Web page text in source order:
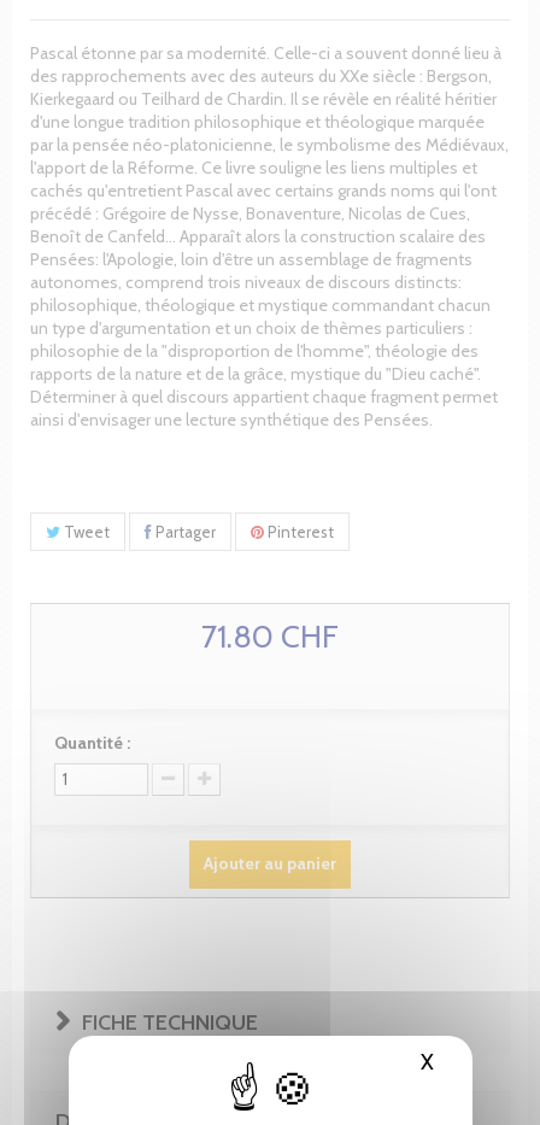
XMasquer
Pascal étonne par sa modernité. Celle-ci a souvent donné lieu à
des rapprochements avec des auteurs du XXe siècle : Bergson,
Kierkegaard ou Teilhard de Chardin. Il se révèle en réalité héritier
d'une longue tradition philosophique et théologique marquée
par la pensée néo-platonicienne, le symbolisme des Médiévaux,
l'apport de la Réforme. Ce livre souligne les liens multiples et
cachés qu'entretient Pascal avec certains grands noms qui l'ont
précédé : Grégoire de Nysse, Bonaventure, Nicolas de Cues,
Benoît de Canfeld… Apparaît alors la construction scalaire des
Pensées: l'Apologie, loin d'être un assemblage de fragments
autonomes, comprend trois niveaux de discours distincts:
philosophique, théologique et mystique commandant chacun
un type d'argumentation et un choix de thèmes particuliers :
philosophie de la "disproportion de l'homme", théologie des
rapports de la nature et de la grâce, mystique du "Dieu caché".
Déterminer à quel discours appartient chaque fragment permet
ainsi d'envisager une lecture synthétique des Pensées.
Tweet Partager Pinterest
71.80 CHF
Quantité :
Ajouter au panier
FICHE TECHNIQUE